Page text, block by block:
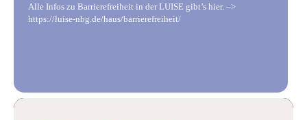
Alle Infos zu Barrierefreiheit in der LUISE gibt’s hier. –>
https://luise-nbg.de/haus/barrierefreiheit/